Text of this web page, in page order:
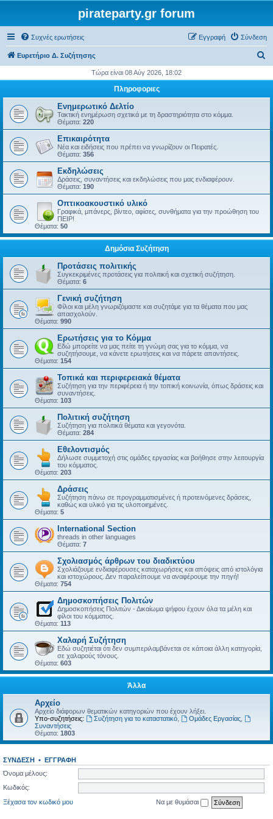
pirateparty.gr forum
Συχνές ερωτήσεις Σύνδεση
Εγγραφή
Ευρετήριο Δ. Συζήτησης
ζ
τ
Τώρα είναι 08 Αύγ 2026, 18:02
Πληροφοριες
Ενημερωτικό Δελτίο
Τακτική ενημέρωση σχετικά με τη δραστηριότητα στο κόμμα.
Θέματα: 220
Επικαιρότητα
Νέα και ειδήσεις που πρέπει να γνωρίζουν οι Πειρατές.
Θέματα: 356
Εκδηλώσεις
Δράσεις, συναντήσεις και εκδηλώσεις που μας ενδιαφέρουν.
Θέματα: 190
Οπτικοακουστικό υλικό
Γραφικά, μπάνερς, βίντεο, αφίσες, συνθήματα για την προώθηση του
ΠΕΙΡ!
Θέματα: 50
Δημόσια Συζήτηση
Προτάσεις πολιτικής
Συγκεκριμένες προτάσεις για πολιτική και σχετική συζήτηση.
Θέματα: 6
Γενική συζήτηση
Φίλοι και μέλη γνωριζόμαστε και συζητάμε για τα θέματα που μας
απασχολούν.
Θέματα: 990
Ερωτήσεις για το Κόμμα
Εδώ μπορείτε να μας πείτε τη γνώμη σας για το κόμμα, να
συζητήσουμε, να κάνετε ερωτήσεις και να πάρετε απαντήσεις.
Θέματα: 154
Τοπικά και περιφερειακά θέματα
Συζήτηση για την περιφέρεια ή την τοπική κοινωνία, όπως δράσεις και
συναντήσεις.
Θέματα: 103
Πολιτική συζήτηση
Συζήτηση για πολιτικά θέματα και γεγονότα.
Θέματα: 284
Εθελοντισμός
Δήλωσε συμμετοχή στις ομάδες εργασίας και βοήθησε στην λειτουργία
του κόμματος.
Θέματα: 203
Δράσεις
Συζήτηση πάνω σε προγραμματισμένες ή προτεινόμενες δράσεις,
καθώς και υλικό για τις υλοποιημένες.
Θέματα: 5
International Section
threads in other languages
Θέματα: 7
Σχολιασμός άρθρων του διαδικτύου
Σχολιάζουμε ενδιαφέρουσες καταχωρήσεις και απόψεις από ιστολόγια
και ιστοχώρους. Δεν παραλείπουμε να αναφέρουμε την πηγή!
Θέματα: 754
Δημοσκοπήσεις Πολιτών
Δημοσκοπήσεις Πολιτών - Δικαίωμα ψήφου έχουν όλα τα μέλη και
φίλοι του κόμματος.
Θέματα: 113
Χαλαρή Συζήτηση
Εδώ συζητιέται ότι δεν συμπεριλαμβάνεται σε κάποια άλλη κατηγορία,
σε χαλαρούς τόνους.
Θέματα: 603
Άλλα
Αρχείο
Αρχείο διάφορων θεματικών κατηγοριών που έχουν λήξει.
Υπο-συζητήσεις:
Συζήτηση για το καταστατικό, Ομάδες Εργασίας,
Συναντήσεις
Θέματα: 1803
ΣΎΝΔΕΣΗ • ΕΓΓΡΑΦΉ
Όνομα μέλους:
Κωδικός:
Ξέχασα τον κωδικό μου
Να με θυμάσαι